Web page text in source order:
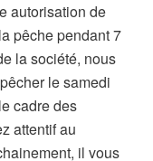
autorisation de
pêche pendant 7
la société, nous
le samedi
cadre des
attentif au
il vous